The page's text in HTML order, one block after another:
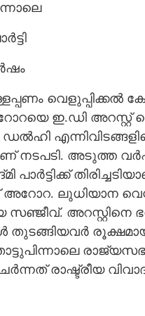
വെളുപ്പിക്കൽ
ഇ.ഡി അറസ്റ്റ്
നടപടി. അടുത്ത
ലുധിയാന
അറസ്റ്റിനെ
രാഷ്ട്രീയ